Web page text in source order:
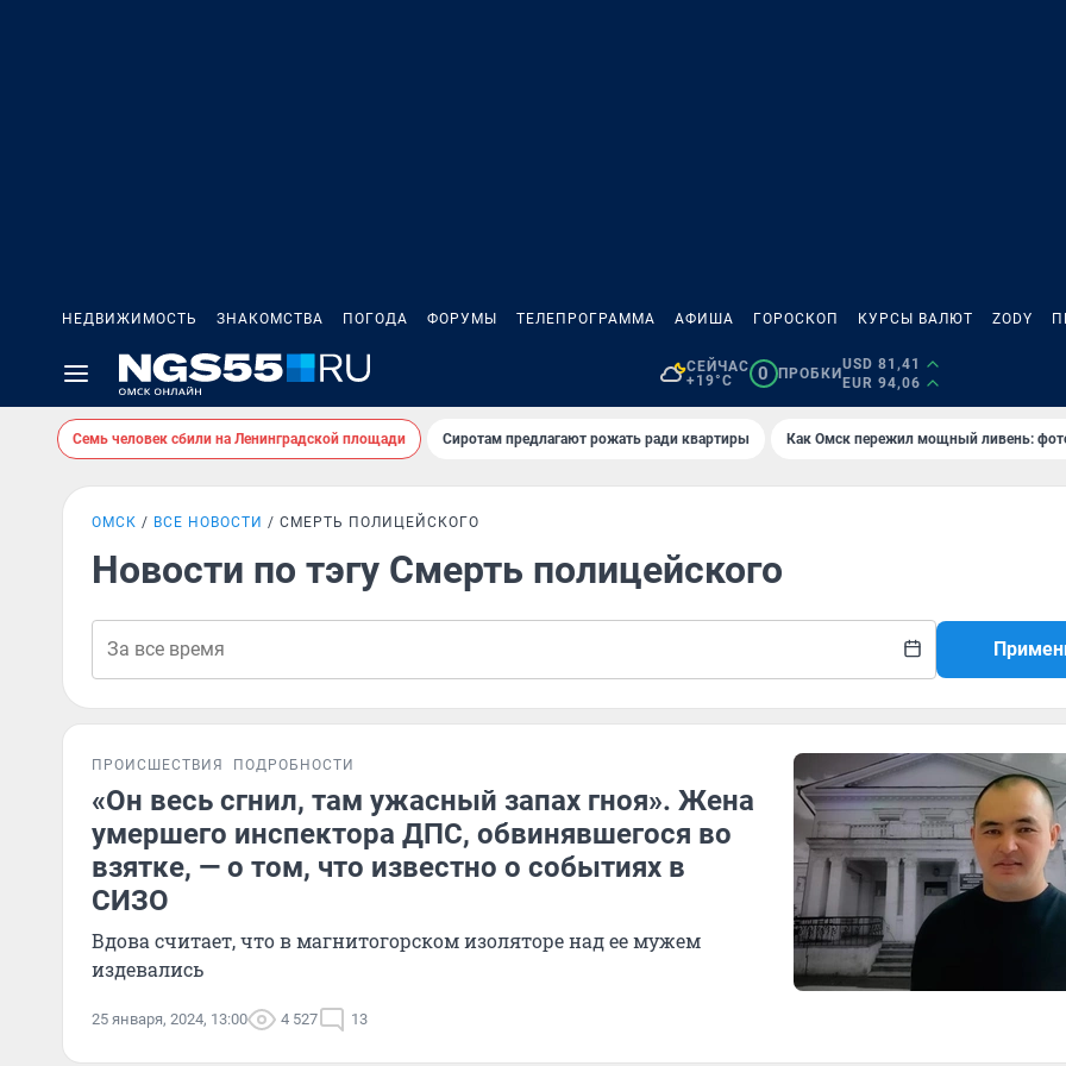
НЕДВИЖИМОСТЬ ЗНАКОМСТВА ПОГОДА ФОРУМЫ ТЕЛЕПРОГРАММА АФИША ГОРОСКОП КУРСЫ ВАЛЮТ ZODY
СЕЙЧАС
+19°C
0 ПРОБКИ
USD 81,41
EUR 94,06
Семь человек сбили на Ленинградской площади Сиротам предлагают рожать ради квартиры Как Омск пережил мощный ливень:
ОМСК ВСЕ НОВОСТИ СМЕРТЬ ПОЛИЦЕЙСКОГО
Новости по тэгу Смерть полицейского
ПРОИСШЕСТВИЯ ПОДРОБНОСТИ
«Он весь сгнил, там ужасный запах гноя». Жена
умершего инспектора ДПС, обвинявшегося во
взятке, — о том, что известно о событиях в
СИЗО
Вдова считает, что в магнитогорском изоляторе над ее мужем
издевались
25 января, 2024, 13:00 4 527 13